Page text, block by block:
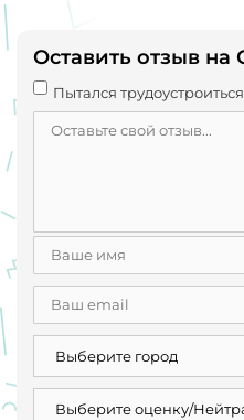
Оставить отзыв
Пытался трудоустроиться